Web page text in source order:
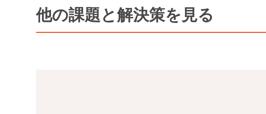
他の課題と解決策を見る